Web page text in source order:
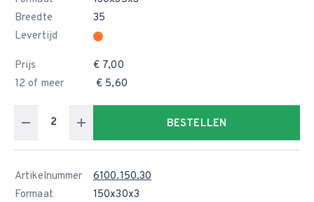
Breedte
35
Levertijd
Prijs
€ 7,00
12 of meer
€ 5,60
BESTELLEN
Artikelnummer
6100.150.30
Formaat
150x30x3